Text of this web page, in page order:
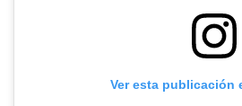
Ver esta publicación